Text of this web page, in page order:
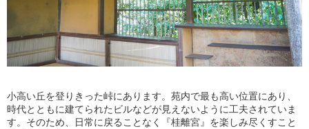
小高い丘を登りきった峠にあります。苑内で最も高い位置にあり、
時代とともに建てられたビルなどが見えないように工夫されていま
す。そのため、日常に戻ることなく『桂離宮』を楽しみ尽くすこと